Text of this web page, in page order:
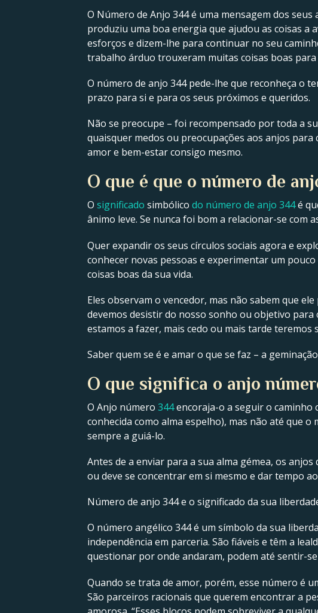
O Número de Anjo 344 é uma mensagem dos
produziu uma boa energia que ajudou as coisas a
esforços e dizem-lhe para continuar no seu
trabalho árduo trouxeram muitas coisas boas para
O número de anjo 344 pede-lhe que reconheça o
prazo para si e para os seus próximos e queridos.
Não se preocupe – foi recompensado por toda a
quaisquer medos ou preocupações aos anjos
amor e bem-estar consigo mesmo.
O que é que o número de
O significado simbólico do número de anjo 344é
ânimo leve. Se nunca foi bom a relacionar-se com
Quer expandir os seus círculos sociais agora e
conhecer novas pessoas e experimentar um
coisas boas da sua vida.
Eles observam o vencedor, mas não sabem que
devemos desistir do nosso sonho ou objetivo para
estamos a fazer, mais cedo ou mais tarde teremos
Saber quem se é e amar o que se faz – a
O que significa o anjo
O Anjo número 344encoraja-o a seguir o caminho
conhecida como alma espelho), mas não até que
sempre a guiá-lo.
Antes de a enviar para a sua alma gémea, os
ou deve se concentrar em si mesmo e dar tempo
Número de anjo 344 e o significado da sua
O número angélico 344 é um símbolo da sua
independência em parceria. São fiáveis e têm a
questionar por onde andaram, podem até sentir-
Quando se trata de amor, porém, esse número é
São parceiros racionais que querem encontrar a